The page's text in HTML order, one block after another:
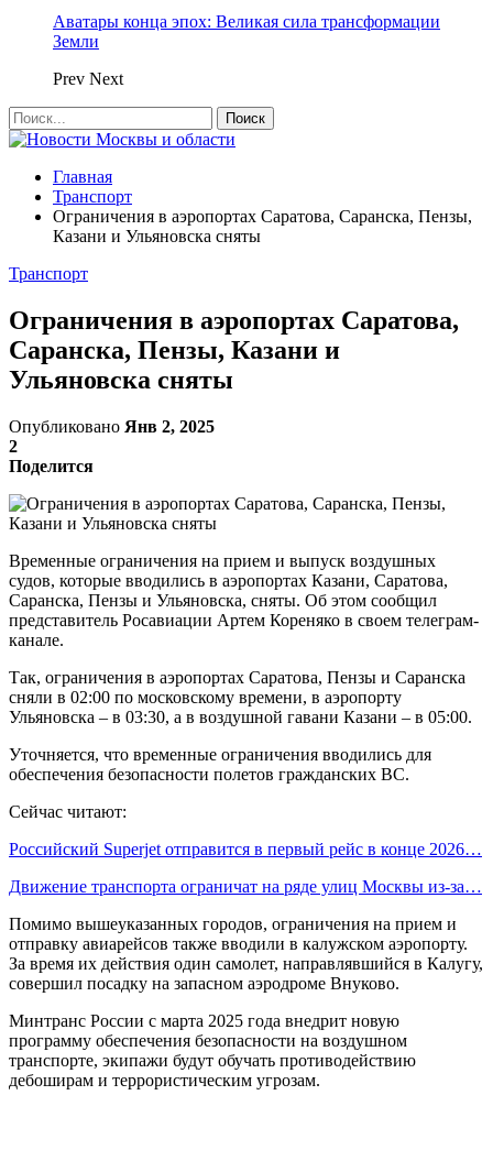
Аватары конца эпох: Великая сила трансформации
Земли
Prev Next
Главная
Транспорт
Ограничения в аэропортах Саратова, Саранска, Пензы,
Казани и Ульяновска сняты
Транспорт
Ограничения в аэропортах Саратова,
Саранска, Пензы, Казани и
Ульяновска сняты
Опубликовано Янв 2, 2025
2
Поделится
Временные ограничения на прием и выпуск воздушных
судов, которые вводились в аэропортах Казани, Саратова,
Саранска, Пензы и Ульяновска, сняты. Об этом сообщил
представитель Росавиации Артем Кореняко в своем телеграм-
канале.
Так, ограничения в аэропортах Саратова, Пензы и Саранска
сняли в 02:00 по московскому времени, в аэропорту
Ульяновска – в 03:30, а в воздушной гавани Казани – в 05:00.
Уточняется, что временные ограничения вводились для
обеспечения безопасности полетов гражданских ВС.
Сейчас читают:
Российский Superjet отправится в первый рейс в конце 2026…
Движение транспорта ограничат на ряде улиц Москвы из-за…
Помимо вышеуказанных городов, ограничения на прием и
отправку авиарейсов также вводили в калужском аэропорту.
За время их действия один самолет, направлявшийся в Калугу,
совершил посадку на запасном аэродроме Внуково.
Минтранс России с марта 2025 года внедрит новую
программу обеспечения безопасности на воздушном
транспорте, экипажи будут обучать противодействию
дебоширам и террористическим угрозам.